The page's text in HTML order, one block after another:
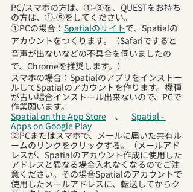
PC/スマホの方は、①-③を、QUESTをお持ち
の方は、①-⑤をしてください。
①PCの場合： Spatialのサイトで、Spatialの
アカウントをつくります。（Safariですると
音声が出ないなどの不具合を伺いましたの
で、Chromeを推奨します。）
スマホの場合：Spatialのアプリをインストー
ルしてSpatialのアカウントを作ります。機種
が古い場合インストール出来ないので、PCで
作業願います。
Spatial on the App Store 、 Spatial -
Apps on Google Play
②PCまたはスマホで、メールに届いた共有ル
ームのリンクをクリックする。（メールアド
レスが、Spatialのアカウント作成に使用した
アドレスと異なる場合入れなくなるのでご注
意ください。その場合Spatialのアカウントで
使用したメールアドレスに、転送してからク